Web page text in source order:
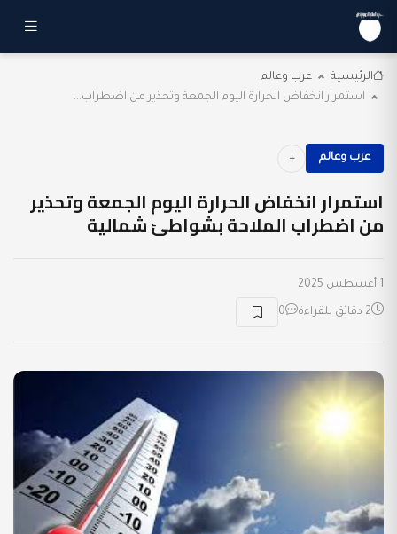
الرئيسية
عرب وعالم
استمرار انخفاض الحرارة اليوم الجمعة وتحذير من اضطراب...
عرب وعالم
استمرار انخفاض الحرارة اليوم الجمعة وتحذير
من اضطراب الملاحة بشواطئ شمالية
1 أغسطس 2025
2 دقائق للقراءة 0